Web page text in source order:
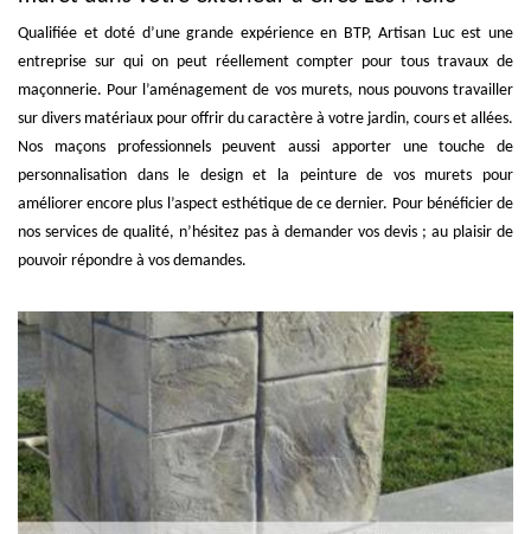
Qualifiée et doté d’une grande expérience en BTP, Artisan Luc est une
entreprise sur qui on peut réellement compter pour tous travaux de
maçonnerie. Pour l’aménagement de vos murets, nous pouvons travailler
sur divers matériaux pour offrir du caractère à votre jardin, cours et allées.
Nos maçons professionnels peuvent aussi apporter une touche de
personnalisation dans le design et la peinture de vos murets pour
améliorer encore plus l’aspect esthétique de ce dernier. Pour bénéficier de
nos services de qualité, n’hésitez pas à demander vos devis ; au plaisir de
pouvoir répondre à vos demandes.